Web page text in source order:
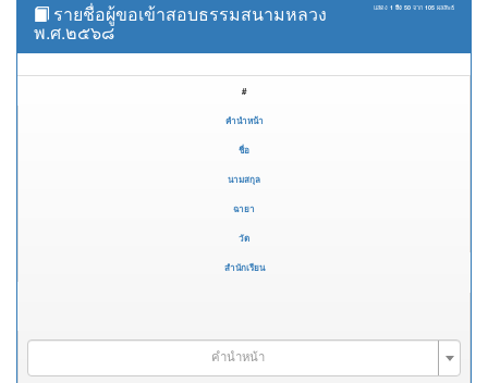
แสดง 1 ถึง 50 จาก 105 ผลลัพธ์
รายชื่อผู้ขอเข้าสอบธรรมสนามหลวง
พ.ศ.๒๕๖๘
#
คำนำหน้า
ชื่อ
นามสกุล
ฉายา
วัด
สำนักเรียน
คำนำหน้า